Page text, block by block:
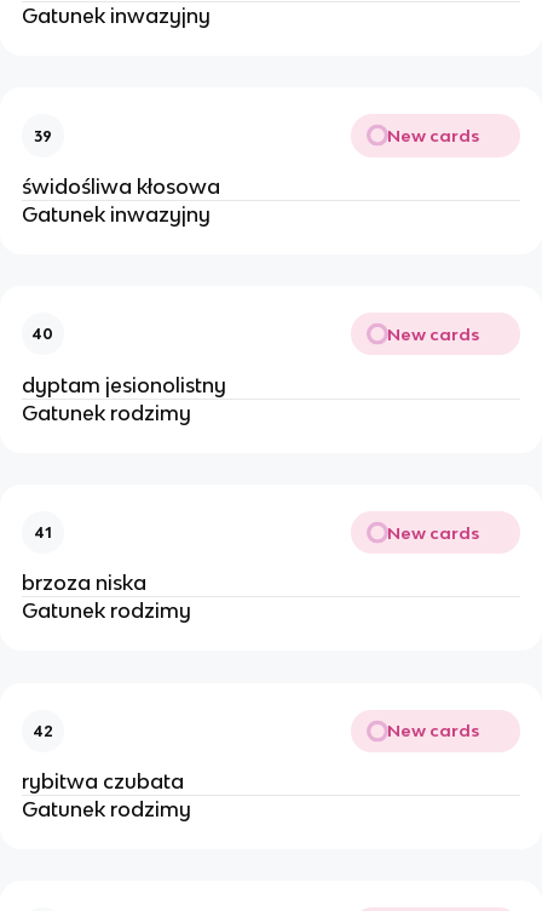
Gatunek inwazyjny
39 New cards
świdośliwa kłosowa
Gatunek inwazyjny
40 New cards
dyptam jesionolistny
Gatunek rodzimy
41 New cards
brzoza niska
Gatunek rodzimy
42 New cards
rybitwa czubata
Gatunek rodzimy